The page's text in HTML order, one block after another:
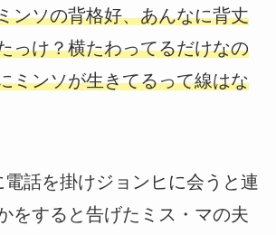
ンソの背格好、あんなに背丈
っけ？横たわってるだけなの
ミンソが生きてるって線はな
話を掛けジョンヒに会うと連
をすると告げたミス・マの夫